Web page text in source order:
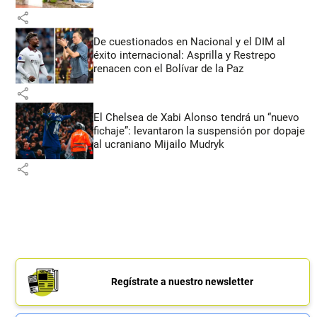
share
De cuestionados en Nacional y el DIM al
éxito internacional: Asprilla y Restrepo
renacen con el Bolívar de la Paz
share
El Chelsea de Xabi Alonso tendrá un “nuevo
fichaje”: levantaron la suspensión por dopaje
al ucraniano Mijailo Mudryk
share
Regístrate a nuestro newsletter